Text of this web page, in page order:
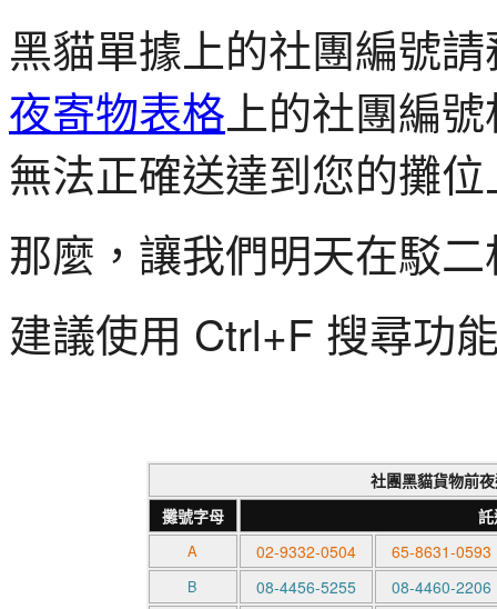
黑貓單據上的社團編號
夜寄物表格 上的社團編
無法正確送達到您的攤
那麼，讓我們明天在駁
建議使用 Ctrl+F 搜尋功
社團黑貓貨物前
攤號字母
A 02-9332-0504 65-8631-0593
B 08-4456-5255 08-4460-2206